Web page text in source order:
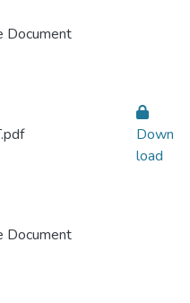
Document
Document
Down
load